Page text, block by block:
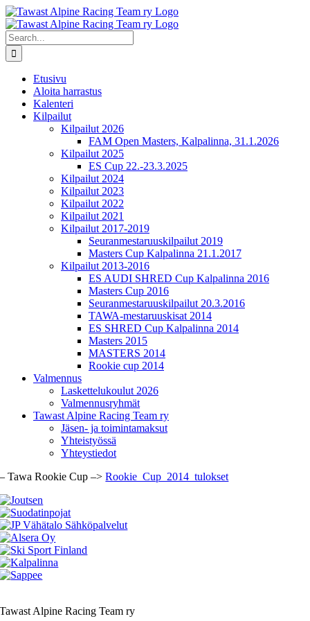
Skip
to
content
Search
for:
Etusivu
Aloita harrastus
Kalenteri
Kilpailut
Kilpailut 2026
FAM Open Masters, Kalpalinna, 31.1.2026
Kilpailut 2025
ES Cup 22.-23.3.2025
Kilpailut 2024
Kilpailut 2023
Kilpailut 2022
Kilpailut 2021
Kilpailut 2017-2019
Seuranmestaruuskilpailut 2019
Masters Cup Kalpalinna 21.1.2017
Kilpailut 2013-2016
ES AUDI SHRED Cup Kalpalinna 2016
Masters Cup 2016
Seuranmestaruuskilpailut 20.3.2016
TAWA-mestaruuskisat 2014
ES SHRED Cup Kalpalinna 2014
Masters 2015
MASTERS 2014
Rookie cup 2014
Valmennus
Laskettelukoulut 2026
Valmennusryhmät
Tawast Alpine Racing Team ry
Jäsen- ja toimintamaksut
Yhteistyössä
Yhteystiedot
– Tawa Rookie Cup –>Rookie_Cup_2014_tulokset
Tawast Alpine Racing Team ry